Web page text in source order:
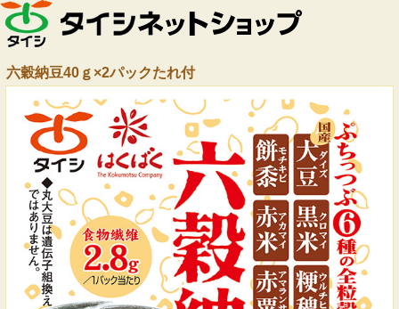
六穀納豆40ｇ×2パックたれ付